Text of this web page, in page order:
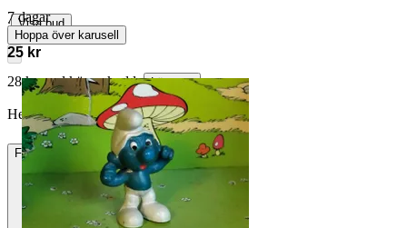
∙ Visa bud
25 kr
28 kr med köparskydd. Läs mer
HelenaSvorono vann auktionen
Frakt 22 kr Annat fraktsätt
7 dagar
Hoppa över karusell